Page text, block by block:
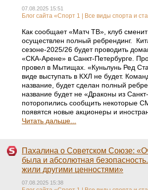
07.08.2025 15:51
Блог сайта «Спорт 1 | Все виды спорта и
Как сообщает «Матч ТВ», клуб
осуществлен полный ребрендинг.
сезоне-2025/26 будет проводить
«СКА-Арене» в Санкт-Петербурге.
провел в Мытищах. «Куньлунь Ред
виде выступать в КХЛ не будет.
название, будет сделан полный
название будет не «Драконы из
поторопились сообщить некоторые
появятся новые акционеры и
Читать дальше...
Пахалина о Советском Союзе:
была и абсолютная
жили другими ценностями»
07.08.2025 15:38